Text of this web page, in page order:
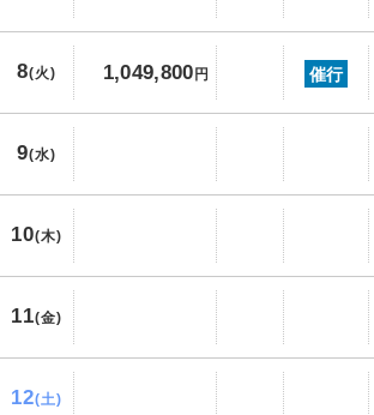
8(火) 1,049,800円 催行
9(水)
10(木)
11(金)
12(土)